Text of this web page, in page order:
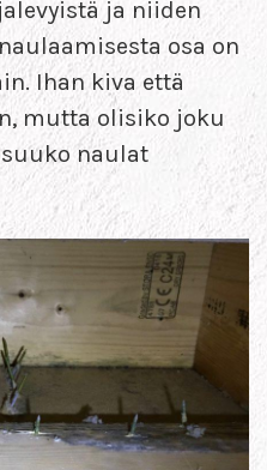
ja niiden
osa on
Ihan kiva että
mutta olisiko joku
naulat